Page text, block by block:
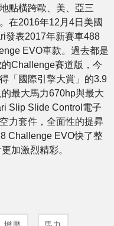
點橫跨歐、美、亞三
在2016年12月4日美國
發表2017年新賽車488
EVO車款。過去都是
Challenge賽道版，今
「國際引擎大賞」的3.9
最大馬力670hp與最大
Slip Slide Control電子
力套件，全面性的提昇
Challenge EVO快了整
加激烈精彩。